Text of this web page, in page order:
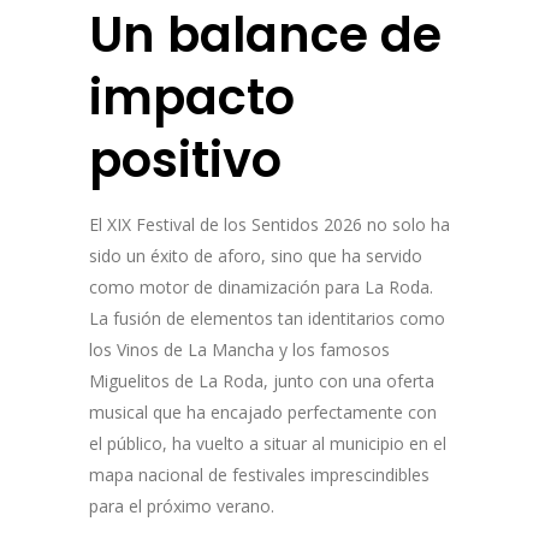
Un balance de
impacto
positivo
El XIX Festival de los Sentidos 2026 no solo ha
sido un éxito de aforo, sino que ha servido
como motor de dinamización para La Roda.
La fusión de elementos tan identitarios como
los Vinos de La Mancha y los famosos
Miguelitos de La Roda, junto con una oferta
musical que ha encajado perfectamente con
el público, ha vuelto a situar al municipio en el
mapa nacional de festivales imprescindibles
para el próximo verano.